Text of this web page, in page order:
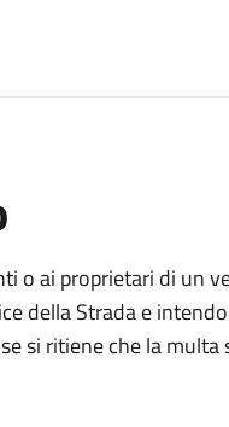
o ai proprietari di un
della Strada e
si ritiene che la